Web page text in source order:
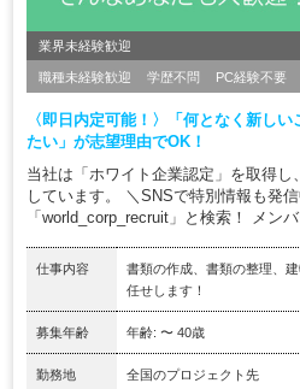
業界未経験歓迎
職種未経験歓迎 学歴不問 PC経験不要
〈即日内定可能！〉「何となく新し
たい」が志望理由でOK！
当社は「ホワイト企業認定」を取得
しています。 ＼SNSで特別情報も発
「world_corp_recruit」と検索！ メン
仕事内容
書類の作成、書類の整理、
任せします！
募集年齢 年齢: 〜 40歳
勤務地 全国のプロジェクト先